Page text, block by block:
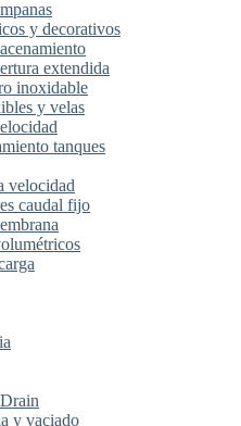
y decorativos
extendida
inoxidable
y velas
tanques
velocidad
caudal fijo
y vaciado